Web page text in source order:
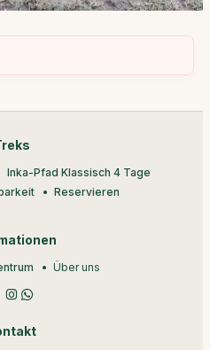
Inka-Pfad Klassisch 4 Tage
Reservieren
Über uns